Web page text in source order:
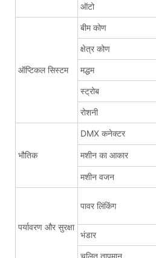
ऑटो
ऑप्टिकल सिस्टम
बीम कोण
क्षेत्र कोण
मद्धम
स्ट्रोब
रोशनी
भौतिक
DMX कनेक्टर
मशीन का आकार
मशीन वजन
पर्यावरण और सुरक्षा
पावर लिंकिंग
भंडार
चलित तापमान